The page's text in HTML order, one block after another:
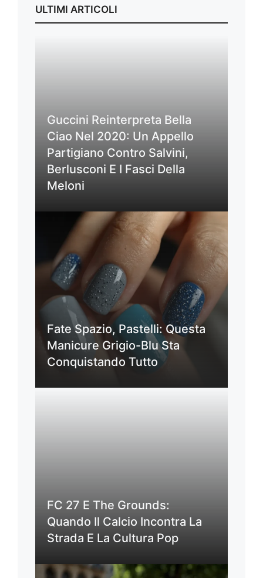
ULTIMI ARTICOLI
Guccini Reinterpreta Bella
Ciao Nel 2020: Un Appello
Partigiano Contro Salvini,
Berlusconi E I Fasci Della
Meloni
Fate Spazio, Pastelli: Questa
Manicure Grigio-Blu Sta
Conquistando Tutto
FC 27 E The Grounds:
Quando Il Calcio Incontra La
Strada E La Cultura Pop